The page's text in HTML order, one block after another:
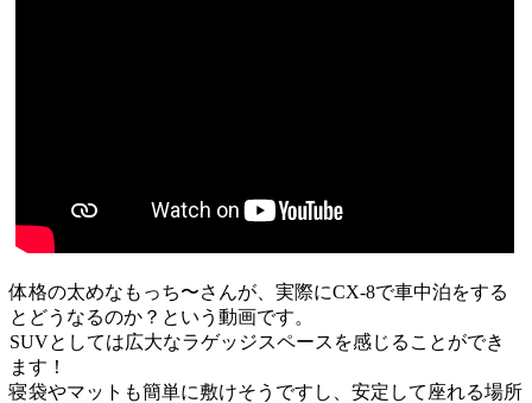
体格の太めなもっち〜さんが、実際にCX-8で車中泊をする
とどうなるのか？という動画です。
SUVとしては広大なラゲッジスペースを感じることができ
ます！
寝袋やマットも簡単に敷けそうですし、安定して座れる場所